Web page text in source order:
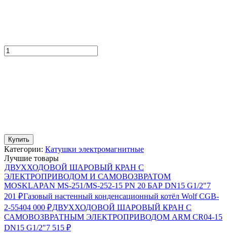
Купить
Категории: Катушки электромагнитные
Лучшие товары
ДВУХХОДОВОЙ ШАРОВЫЙ КРАН С
ЭЛЕКТРОПРИВОДОМ И САМОВОЗВРАТОМ
MOSKLAPAN MS-251/MS-252-15 PN 20 БАР DN15 G1/2"7
201
₽Газовый настенный конденсационный котёл Wolf CGB-
2-55404 000 ₽ДВУХХОДОВОЙ ШАРОВЫЙ КРАН С
САМОВОЗВРАТНЫМ ЭЛЕКТРОПРИВОДОМ ARM CR04-15
DN15 G1/2"7 515 ₽